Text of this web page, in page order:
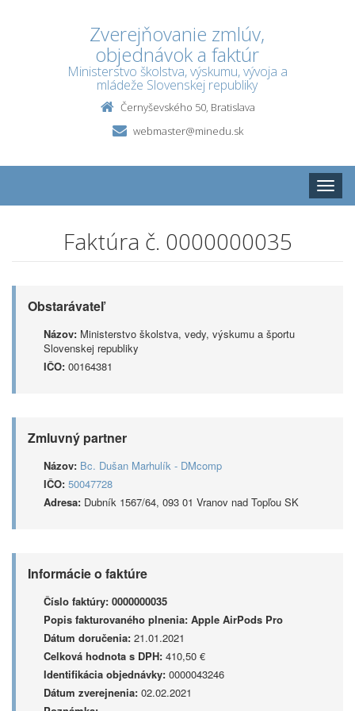
Zverejňovanie zmlúv,
objednávok a faktúr
Ministerstvo školstva, výskumu, vývoja a
mládeže Slovenskej republiky
Černyševského 50, Bratislava
webmaster@minedu.sk
Toggle
Faktúra č. 0000000035
Obstarávateľ
Názov: Ministerstvo školstva, vedy, výskumu a športu
Slovenskej republiky
IČO: 00164381
Zmluvný partner
Názov: Bc. Dušan Marhulík - DMcomp
IČO: 50047728
Adresa: Dubník 1567/64, 093 01 Vranov nad Topľou SK
Informácie o faktúre
Číslo faktúry: 0000000035
Popis fakturovaného plnenia: Apple AirPods Pro
Dátum doručenia: 21.01.2021
Celková hodnota s DPH: 410,50 €
Identifikácia objednávky: 0000043246
Dátum zverejnenia: 02.02.2021